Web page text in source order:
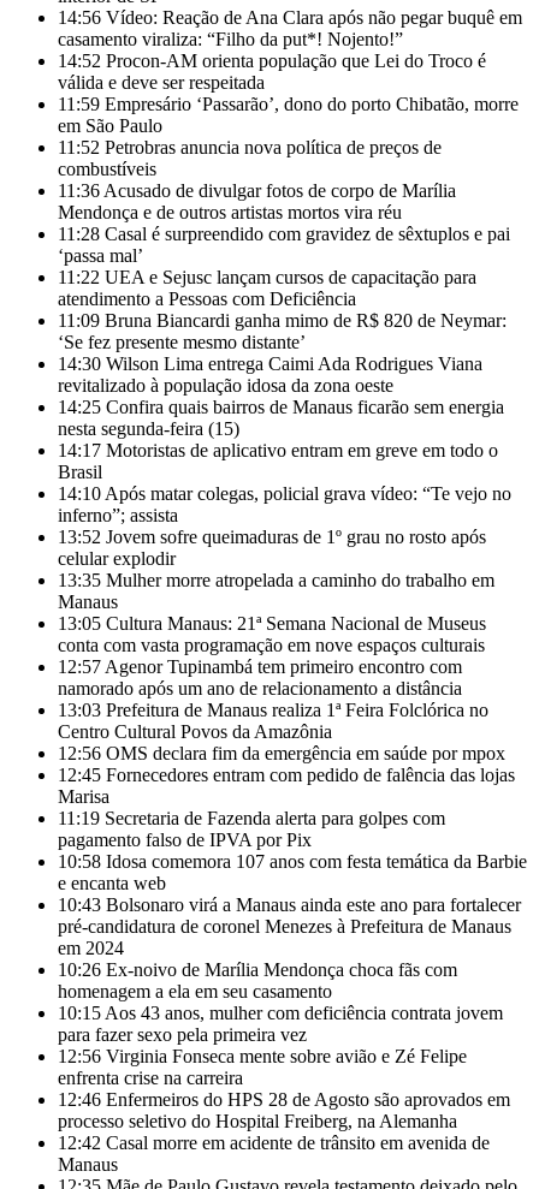
14:56 Vídeo: Reação de Ana Clara após não pegar buquê em
casamento viraliza: “Filho da put*! Nojento!”
14:52 Procon-AM orienta população que Lei do Troco é
válida e deve ser respeitada
11:59 Empresário ‘Passarão’, dono do porto Chibatão, morre
em São Paulo
11:52 Petrobras anuncia nova política de preços de
combustíveis
11:36 Acusado de divulgar fotos de corpo de Marília
Mendonça e de outros artistas mortos vira réu
11:28 Casal é surpreendido com gravidez de sêxtuplos e pai
‘passa mal’
11:22 UEA e Sejusc lançam cursos de capacitação para
atendimento a Pessoas com Deficiência
11:09 Bruna Biancardi ganha mimo de R$ 820 de Neymar:
‘Se fez presente mesmo distante’
14:30 Wilson Lima entrega Caimi Ada Rodrigues Viana
revitalizado à população idosa da zona oeste
14:25 Confira quais bairros de Manaus ficarão sem energia
nesta segunda-feira (15)
14:17 Motoristas de aplicativo entram em greve em todo o
Brasil
14:10 Após matar colegas, policial grava vídeo: “Te vejo no
inferno”; assista
13:52 Jovem sofre queimaduras de 1º grau no rosto após
celular explodir
13:35 Mulher morre atropelada a caminho do trabalho em
Manaus
13:05 Cultura Manaus: 21ª Semana Nacional de Museus
conta com vasta programação em nove espaços culturais
12:57 Agenor Tupinambá tem primeiro encontro com
namorado após um ano de relacionamento a distância
13:03 Prefeitura de Manaus realiza 1ª Feira Folclórica no
Centro Cultural Povos da Amazônia
12:56 OMS declara fim da emergência em saúde por mpox
12:45 Fornecedores entram com pedido de falência das lojas
Marisa
11:19 Secretaria de Fazenda alerta para golpes com
pagamento falso de IPVA por Pix
10:58 Idosa comemora 107 anos com festa temática da Barbie
e encanta web
10:43 Bolsonaro virá a Manaus ainda este ano para fortalecer
pré-candidatura de coronel Menezes à Prefeitura de Manaus
em 2024
10:26 Ex-noivo de Marília Mendonça choca fãs com
homenagem a ela em seu casamento
10:15 Aos 43 anos, mulher com deficiência contrata jovem
para fazer sexo pela primeira vez
12:56 Virginia Fonseca mente sobre avião e Zé Felipe
enfrenta crise na carreira
12:46 Enfermeiros do HPS 28 de Agosto são aprovados em
processo seletivo do Hospital Freiberg, na Alemanha
12:42 Casal morre em acidente de trânsito em avenida de
Manaus